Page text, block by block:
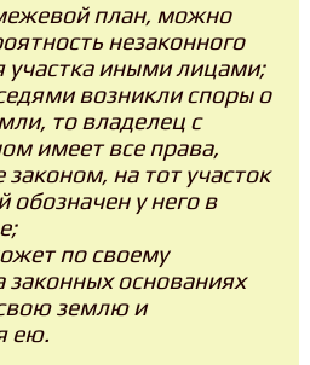
план, можно
незаконного
участка иными лицами;
возникли споры о
то владелец с
имеет все права,
законом, на тот участок
обозначен у него в
по своему
основаниях
землю и
ею.